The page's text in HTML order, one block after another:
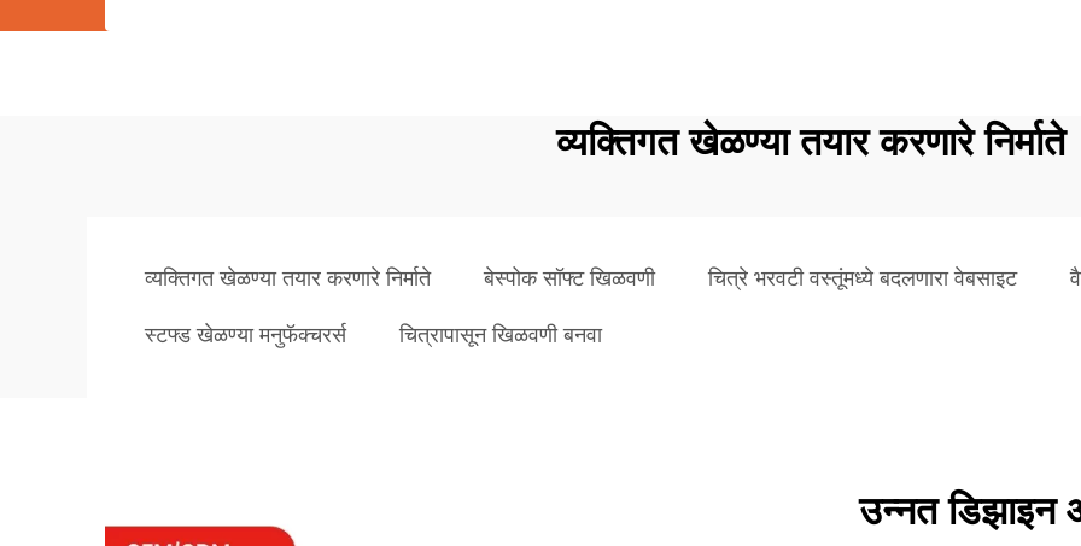
व्यक्तिगत खेळण्या तयार करणारे निर्माते
व्यक्तिगत खेळण्या तयार करणारे निर्माते बेस्पोक सॉफ्ट खिळवणी चित्रे भरवटी वस्तूंमध्ये बदलणारा वेबसाइट
स्टफ्ड खेळण्या मनुफॅक्चरर्स चित्रापासून खिळवणी बनवा
उन्नत डिझाइन